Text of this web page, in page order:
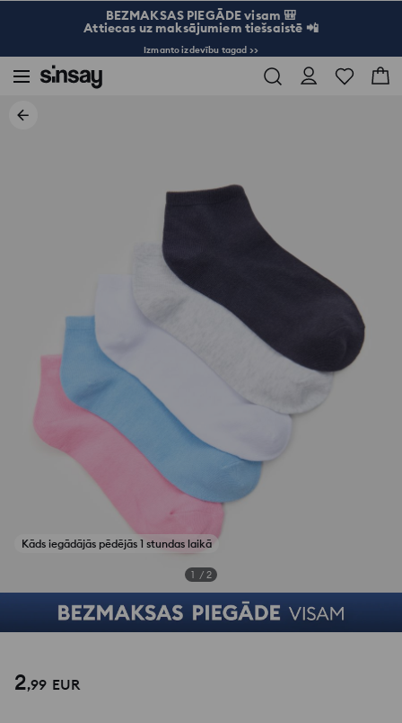
BEZMAKSAS PIEGĀDE visam 🎒
Attiecas uz maksājumiem tiešsaistē 📲
Izmanto izdevību tagad >>
Kāds iegādājās pēdējās 1 stundas laikā
1 / 2
2,99 EUR